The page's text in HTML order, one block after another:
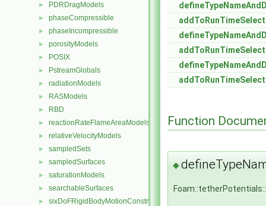
► PDRDragModels
► phaseCompressible
► phaseIncompressible
► porosityModels
► POSIX
► PstreamGlobals
► radiationModels
► RASModels
► RBD
► reactionRateFlameAreaModels
► relativeVelocityModels
► sampledSets
► sampledSurfaces
► saturationModels
► searchableSurfaces
► sixDoFRigidBodyMotionConstraints
Function
◆